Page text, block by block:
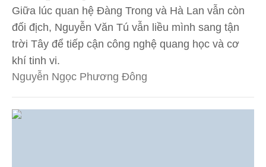
Giữa lúc quan hệ Đàng Trong và Hà Lan vẫn còn
đối địch, Nguyễn Văn Tú vẫn liều mình sang tận
trời Tây để tiếp cận công nghệ quang học và cơ
khí tinh vi.
Nguyễn Ngọc Phương Đông